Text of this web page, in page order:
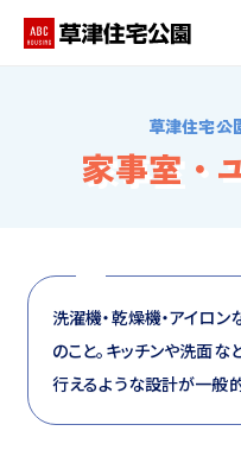
住宅会社・ハウスメーカー
アクセス
好みからモデルハウスを探す
住まいづくりお役立ち情報
草津住宅
家事室・
洗濯機・乾燥機・アイロ
のこと。キッチンや洗面
行えるような設計が一般的